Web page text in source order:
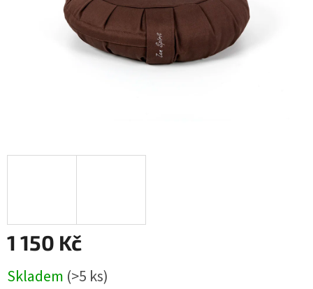
1 150 Kč
cena:
Skladem (>5 ks)